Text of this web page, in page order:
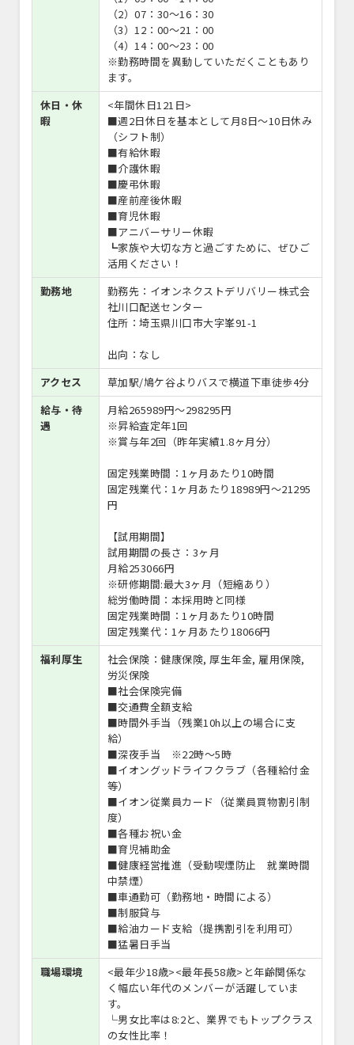
（2）07：30～16：30
（3）12：00～21：00
（4）14：00～23：00
※勤務時間を異動していただくこともあり
ます。
休日・休
暇
<年間休日121日>
■週2日休日を基本として月8日～10日休み
（シフト制）
■有給休暇
■介護休暇
■慶弔休暇
■産前産後休暇
■育児休暇
■アニバーサリー休暇
┗家族や大切な方と過ごすために、ぜひご
活用ください！
勤務地
勤務先：イオンネクストデリバリー株式会
社川口配送センター
住所：埼玉県川口市大字峯91-1
出向：なし
アクセス
草加駅/鳩ケ谷よりバスで横道下車徒歩4分
給与・待
遇
月給265989円〜298295円
※昇給査定年1回
※賞与年2回（昨年実績1.8ヶ月分）
固定残業時間：1ヶ月あたり10時間
固定残業代：1ヶ月あたり18989円〜21295
円
【試用期間】
試用期間の長さ：3ヶ月
月給253066円
※研修期間:最大3ヶ月（短縮あり）
総労働時間：本採用時と同様
固定残業時間：1ヶ月あたり10時間
固定残業代：1ヶ月あたり18066円
福利厚生
社会保険：健康保険, 厚生年金, 雇用保険,
労災保険
■社会保険完備
■交通費全額支給
■時間外手当（残業10h以上の場合に支
給）
■深夜手当 ※22時～5時
■イオングッドライフクラブ（各種給付金
等）
■イオン従業員カード（従業員買物割引制
度）
■各種お祝い金
■育児補助金
■健康経営推進（受動喫煙防止 就業時間
中禁煙）
■車通勤可（勤務地・時間による）
■制服貸与
■給油カード支給（提携割引を利用可）
■猛暑日手当
職場環境
<最年少18歳><最年長58歳>と年齢関係な
く幅広い年代のメンバーが活躍していま
す。
└男女比率は8:2と、業界でもトップクラス
の女性比率！